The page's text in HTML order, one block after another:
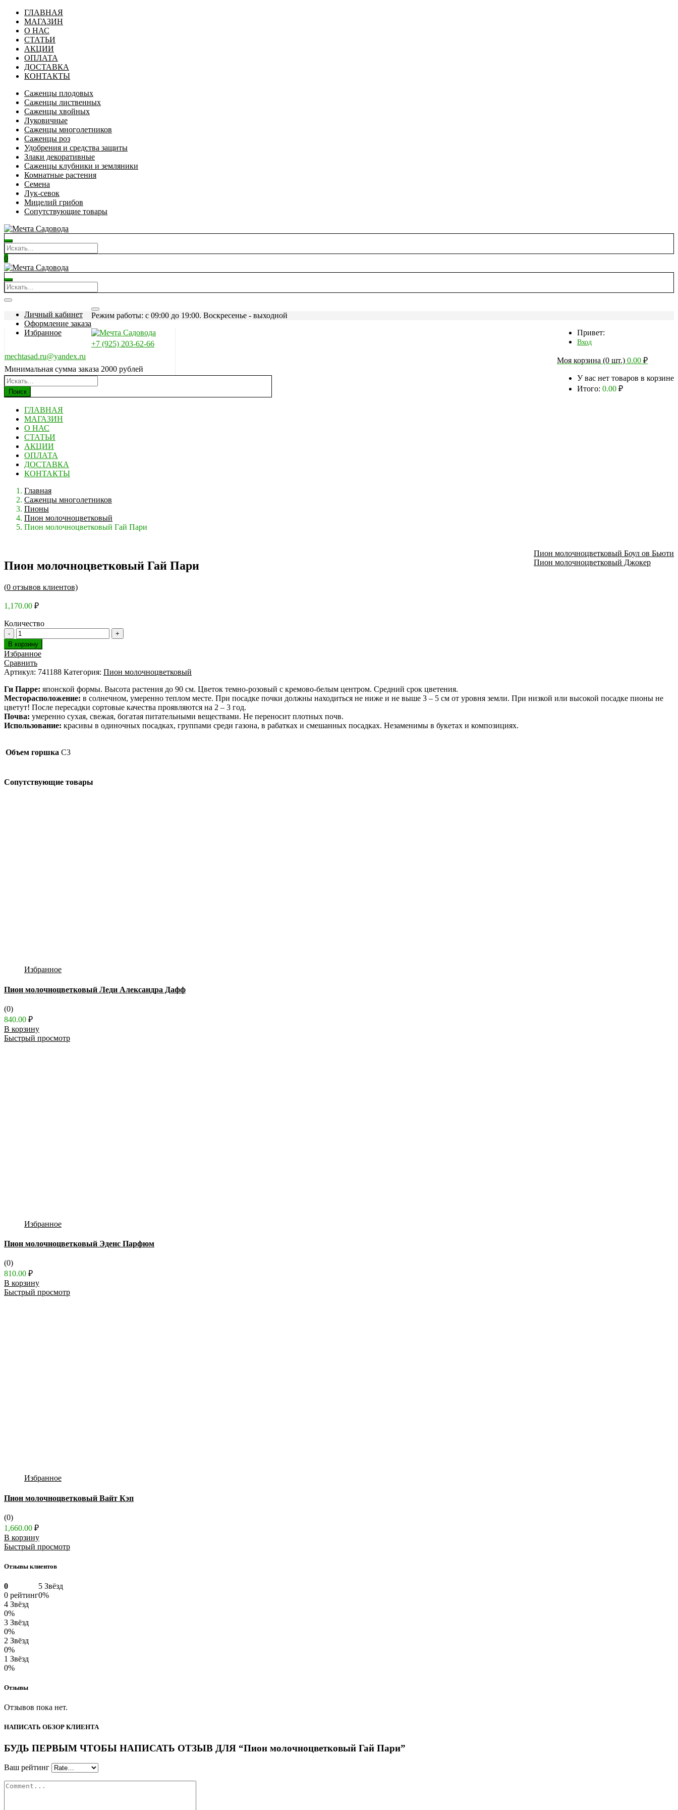
ГЛАВНАЯ
МАГАЗИН
О НАС
СТАТЬИ
АКЦИИ
ОПЛАТА
ДОСТАВКА
КОНТАКТЫ
Саженцы плодовых
Саженцы лиственных
Саженцы хвойных
Луковичные
Саженцы многолетников
Саженцы роз
Удобрения и средства защиты
Злаки декоративные
Саженцы клубники и земляники
Комнатные растения
Семена
Лук-севок
Мицелий грибов
Сопутствующие товары
0
Личный кабинет
Оформление заказа
Избранное
Режим работы: c 09:00 до 19:00. Воскресенье - выходной
Привет:
Вход
Моя корзина (0 шт.) 0.00 ₽
У вас нет товаров в корзине
Итого: 0.00 ₽
+7 (925) 203-62-66
mechtasad.ru@yandex.ru
Минимальная сумма заказа 2000 рублей
Поиск
ГЛАВНАЯ
МАГАЗИН
О НАС
СТАТЬИ
АКЦИИ
ОПЛАТА
ДОСТАВКА
КОНТАКТЫ
Главная
Саженцы многолетников
Пионы
Пион молочноцветковый
Пион молочноцветковый Гай Пари
Пион молочноцветковый Боул ов Бьюти
Пион молочноцветковый Джокер
Пион молочноцветковый Гай Пари
(0 отзывов клиентов)
1,170.00 ₽
Количество
В корзину
Избранное
Сравнить
Артикул: 741188 Категория: Пион молочноцветковый
Ги Парре: японской формы. Высота растения до 90 см. Цветок темно-розовый с кремово-белым центром. Средний срок цветения.
Месторасположение: в солнечном, умеренно теплом месте. При посадке почки должны находиться не ниже и не выше 3 – 5 см от уровня земли. При низкой или высокой посадке пионы не
цветут! После пересадки сортовые качества проявляются на 2 – 3 год.
Почва: умеренно сухая, свежая, богатая питательными веществами. Не переносит плотных почв.
Использование: красивы в одиночных посадках, группами среди газона, в рабатках и смешанных посадках. Незаменимы в букетах и композициях.
Объем горшка C3
Сопутствующие товары
Избранное
Пион молочноцветковый Леди Александра Дафф
(0)
840.00 ₽
В корзину
Быстрый просмотр
Избранное
Пион молочноцветковый Эденс Парфюм
(0)
810.00 ₽
В корзину
Быстрый просмотр
Избранное
Пион молочноцветковый Вайт Кэп
(0)
1,660.00 ₽
В корзину
Быстрый просмотр
Отзывы клиентов
0
0 рейтинг
5 Звёзд
0%
4 Звёзд
0%
3 Звёзд
0%
2 Звёзд
0%
1 Звёзд
0%
Отзывы
Отзывов пока нет.
НАПИСАТЬ ОБЗОР КЛИЕНТА
БУДЬ ПЕРВЫМ ЧТОБЫ НАПИСАТЬ ОТЗЫВ ДЛЯ “Пион молочноцветковый Гай Пари”
Ваш рейтинг